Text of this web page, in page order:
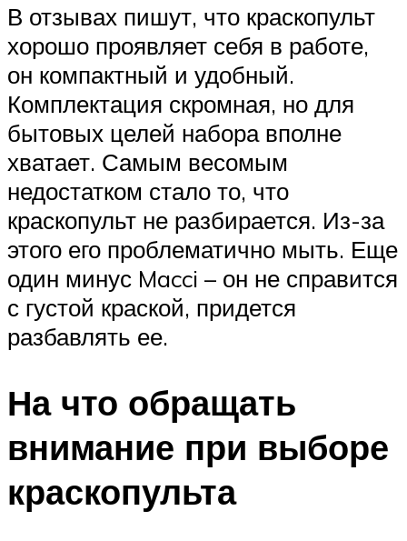
В отзывах пишут, что краскопульт
хорошо проявляет себя в работе,
он компактный и удобный.
Комплектация скромная, но для
бытовых целей набора вполне
хватает. Самым весомым
недостатком стало то, что
краскопульт не разбирается. Из-за
этого его проблематично мыть. Еще
один минус Macci – он не справится
с густой краской, придется
разбавлять ее.
На что обращать
внимание при выборе
краскопульта